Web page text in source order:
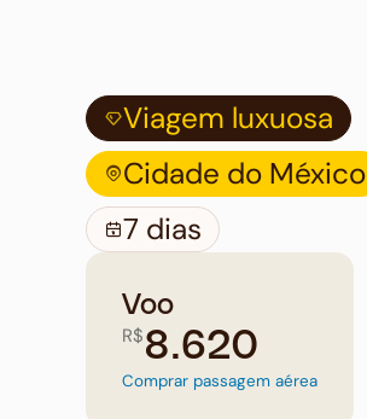
Viagem luxuosa
Cidade do México
7 dias
Voo
R$8.620
Comprar passagem aérea